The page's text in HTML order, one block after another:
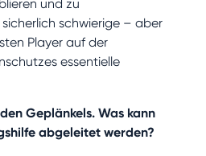
und zu
sicherlich schwierige – aber
Player auf der
essentielle
Geplänkels. Was kann
abgeleitet werden?